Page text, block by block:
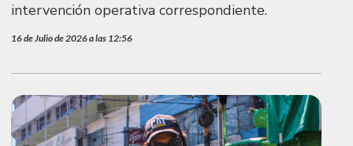
intervención operativa correspondiente.
16 de Julio de 2026 a las 12:56